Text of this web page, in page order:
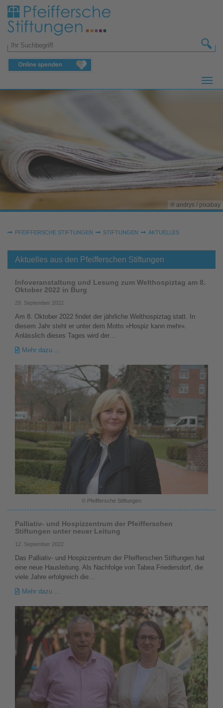
Zum Hauptinhalt springen
Suchformular
® andrys / pixabay
Sie sind hier:
PFEIFFERSCHE STIFTUNGEN STIFTUNGEN AKTUELLES
Aktuelles aus den Pfeifferschen Stiftungen
Infoveranstaltung und Lesung zum Welthospiztag am 8.
Oktober 2022 in Burg
29. September 2022
Am 8. Oktober 2022 findet der jährliche Welthospiztag statt. In
diesem Jahr steht er unter dem Motto »Hospiz kann mehr«.
Anlässlich dieses Tages wird der…
Mehr dazu ...
© Pfeiffersche Stiftungen
Palliativ- und Hospizzentrum der Pfeifferschen
Stiftungen unter neuer Leitung
12. September 2022
Das Palliativ- und Hospizzentrum der Pfeifferschen Stiftungen hat
eine neue Hausleitung. Als Nachfolge von Tabea Friedersdorf, die
viele Jahre erfolgreich die…
Mehr dazu ...